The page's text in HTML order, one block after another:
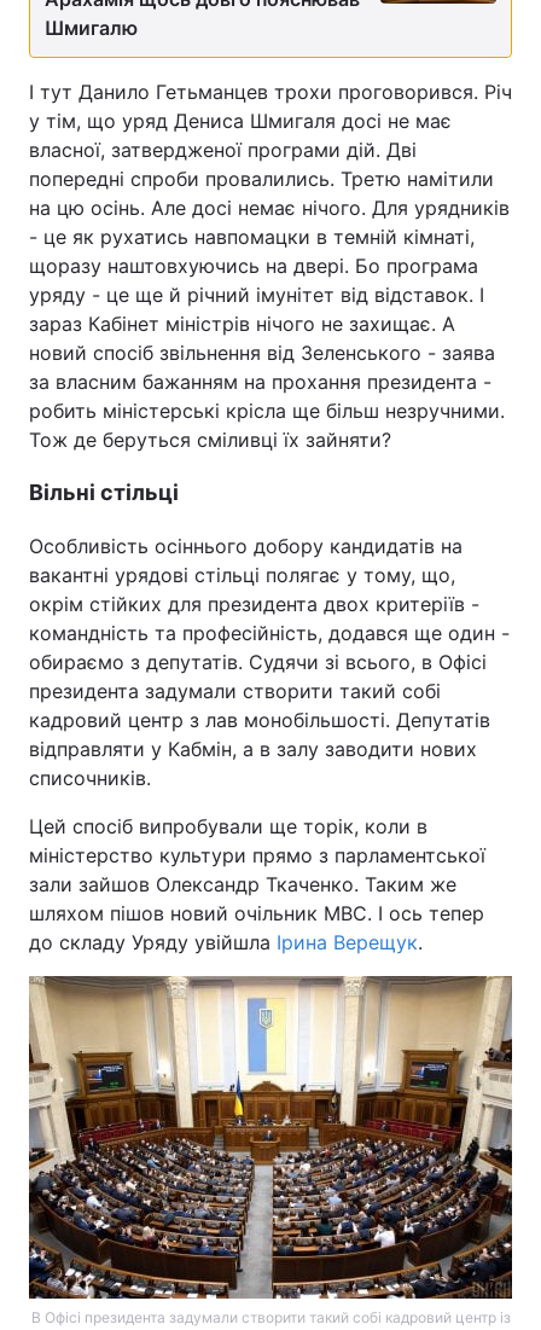
Шмигалю
І тут Данило Гетьманцев трохи проговорився. Річ
у тім, що уряд Дениса Шмигаля досі не має
власної, затвердженої програми дій. Дві
попередні спроби провалились. Третю намітили
на цю осінь. Але досі немає нічого. Для урядників
- це як рухатись навпомацки в темній кімнаті,
щоразу наштовхуючись на двері. Бо програма
уряду - це ще й річний імунітет від відставок. І
зараз Кабінет міністрів нічого не захищає. А
новий спосіб звільнення від Зеленського - заява
за власним бажанням на прохання президента -
робить міністерські крісла ще більш незручними.
Тож де беруться сміливці їх зайняти?
Вільні стільці
Особливість осіннього добору кандидатів на
вакантні урядові стільці полягає у тому, що,
окрім стійких для президента двох критеріїв -
командність та професійність, додався ще один -
обираємо з депутатів. Судячи зі всього, в Офісі
президента задумали створити такий собі
кадровий центр з лав монобільшості. Депутатів
відправляти у Кабмін, а в залу заводити нових
списочників.
Цей спосіб випробували ще торік, коли в
міністерство культури прямо з парламентської
зали зайшов Олександр Ткаченко. Таким же
шляхом пішов новий очільник МВС. І ось тепер
до складу Уряду увійшла Ірина Верещук.
В Офісі президента задумали створити такий собі кадровий центр із